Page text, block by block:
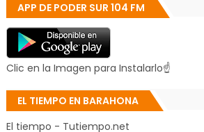
APP DE PODER SUR 104 FM
Clic en la Imagen para Instalarlo☝
EL TIEMPO EN BARAHONA
El tiempo - Tutiempo.net